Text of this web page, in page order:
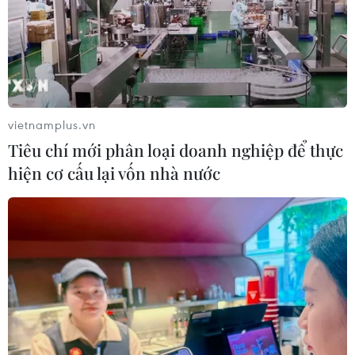
05/08/2026 03:42
Làm sâu sắc hơn quan hệ Đối tác
chiến lược toàn diện Việt Nam-Thái
Lan
05/08/2026 03:22
Quan hệ Đối tác chiến
lược toàn diện Việt Nam-Thái Lan
Nâng cao nhận thức về vai trò chủ
động, tích cực của Việt Nam trong
ASEAN
vietnamplus.vn
Tiêu chí mới phân loại doanh nghiệp để thực
hiện cơ cấu lại vốn nhà nước